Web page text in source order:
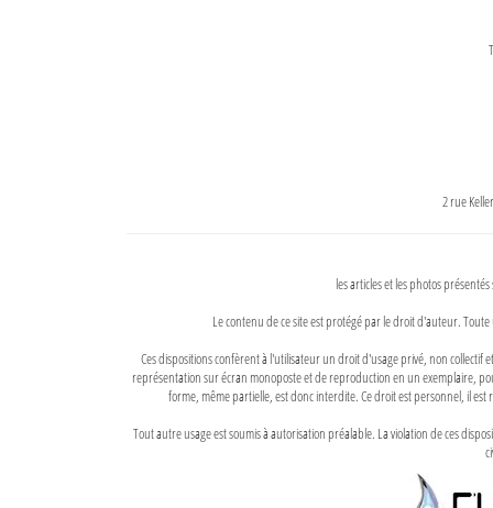
2 rue
les articles et les photos
Le contenu de ce site est protégé par le droit d'auteur.
Ces dispositions confèrent à l'utilisateur un droit d'usage privé, non
représentation sur écran monoposte et de reproduction en un exemplaire,
forme, même partielle, est donc interdite. Ce droit est personnel, il
Tout autre usage est soumis à autorisation préalable. La violation de ces